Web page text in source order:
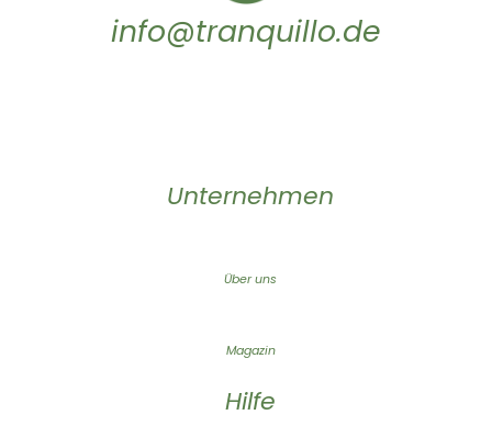
info@tranquillo.de
Unternehmen
Über uns
Magazin
Hilfe